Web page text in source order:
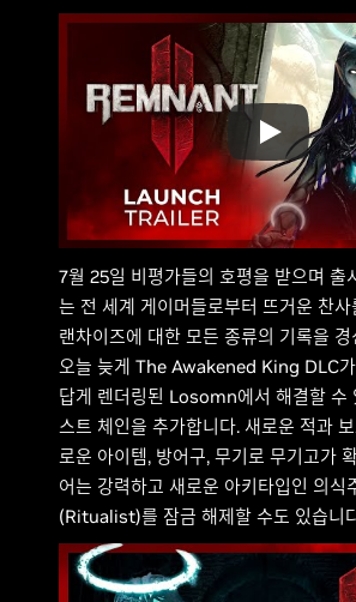
7월 25일 비평가들의 호평을 받으며
는 전 세계 게이머들로부터 뜨거운 찬
랜차이즈에 대한 모든 종류의 기록을
오늘 늦게 The Awakened King DLC
답게 렌더링된 Losomn에서 해결할 수
스트 체인을 추가합니다. 새로운 적과
로운 아이템, 방어구, 무기로 무기고가
어는 강력하고 새로운 아키타입인 의식
(Ritualist)를 잠금 해제할 수도 있습니